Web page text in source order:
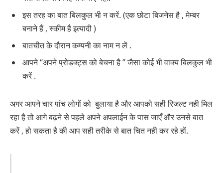
इस तरह का बात बिलकुल भी न करें. (एक छोटा बिजनेस है , मेम्बर
बनाने हैं , स्कीम है इत्यादी )
बातचीत के दौरान कम्पनी का नाम न लें .
आपने “अपने प्रोडक्ट्स को बेचना है ” जैसा कोई भी वाक्य बिलकुल भी
करें .
अगर आपने चार पांच लोगों को बुलाया है और आपको सही रिजल्ट नही मिल
रहा है तो आगे बढ़ने से पहले अपने अपलाईन के पास जाएँ और उनसे बात
करें , हो सकता है की आप सही तरीके से बात चित नही कर रहे हों.